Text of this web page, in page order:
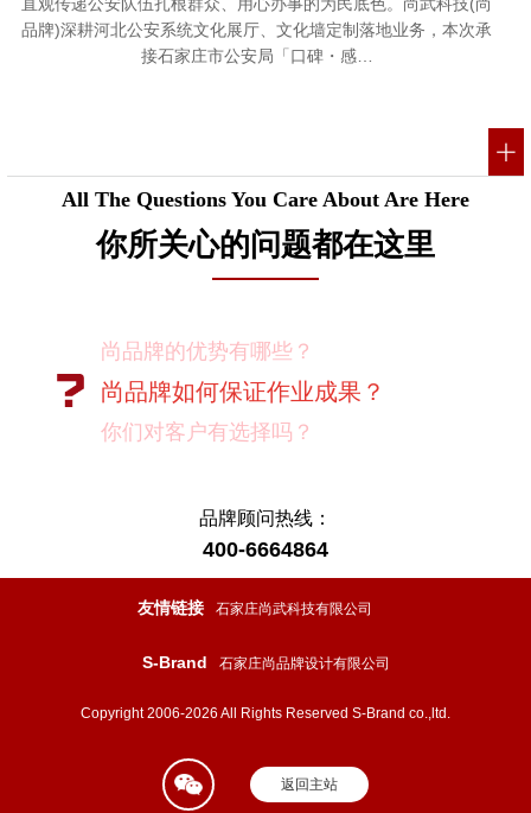
品牌)深耕河北公安系统文化展厅、文化墙定制落地业务，本次承
接石家庄市公安局「口碑・感…
All The Questions You Care About Are Here
你所关心的问题都在这里
尚品牌的优势有哪些？
尚品牌如何保证作业成果？
你们对客户有选择吗？
有没有案例资料？
项目启动之前您需要给我们提供什么资
料？
怎样保证项目进度按时完成？
设计过程中双方怎样进行沟通？
如果在设计的过程中出现问题怎么处
品牌顾问热线：
400-6664864
友情链接 石家庄尚武科技有限公司
S-Brand 石家庄尚品牌设计有限公司
Copyright 2006-2026 All Rights Reserved S-Brand co.,ltd.
返回主站